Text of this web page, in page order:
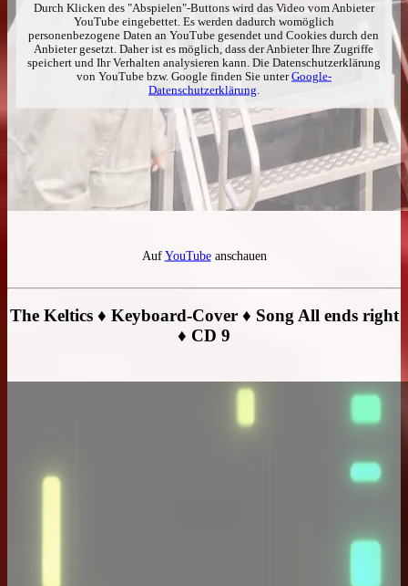
Durch Klicken des "Abspielen"-Buttons wird das Video vom Anbieter
YouTube eingebettet. Es werden dadurch womöglich
personenbezogene Daten an YouTube gesendet und Cookies durch den
Anbieter gesetzt. Daher ist es möglich, dass der Anbieter Ihre Zugriffe
speichert und Ihr Verhalten analysieren kann. Die Datenschutzerklärung
von YouTube bzw. Google finden Sie unterGoogle-
Datenschutzerklärung
AufYouTubeanschauen
The Keltics ♦ Keyboard-Cover ♦ Song All ends right
♦ CD 9